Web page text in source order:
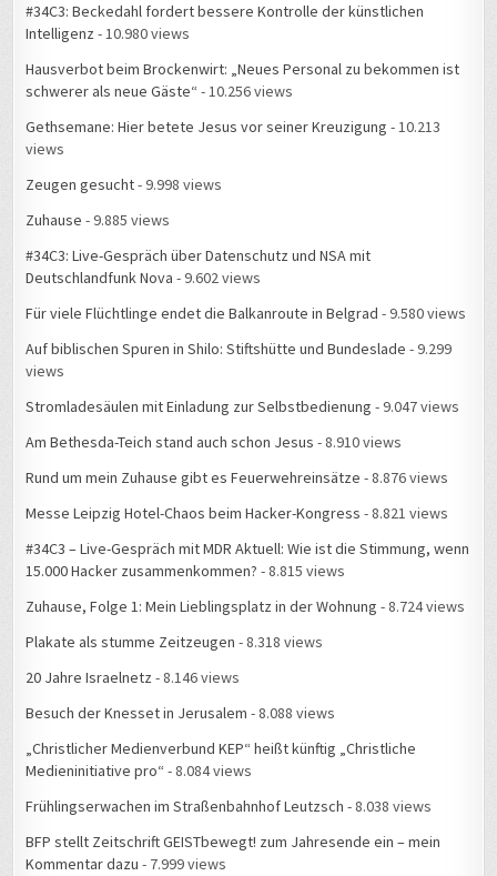
#34C3: Beckedahl fordert bessere Kontrolle der künstlichen
Intelligenz - 10.980 views
Hausverbot beim Brockenwirt: „Neues Personal zu bekommen ist
schwerer als neue Gäste“ - 10.256 views
Gethsemane: Hier betete Jesus vor seiner Kreuzigung - 10.213
views
Zeugen gesucht- 9.998 views
Zuhause - 9.885 views
#34C3: Live-Gespräch über Datenschutz und NSA mit
Deutschlandfunk Nova - 9.602 views
Für viele Flüchtlinge endet die Balkanroute in Belgrad - 9.580 views
Auf biblischen Spuren in Shilo: Stiftshütte und Bundeslade - 9.299
views
Stromladesäulen mit Einladung zur Selbstbedienung - 9.047 views
Am Bethesda-Teich stand auch schon Jesus - 8.910 views
Rund um mein Zuhause gibt es Feuerwehreinsätze - 8.876 views
Messe Leipzig Hotel-Chaos beim Hacker-Kongress - 8.821 views
#34C3 – Live-Gespräch mit MDR Aktuell: Wie ist die Stimmung, wenn
15.000 Hacker zusammenkommen? - 8.815 views
Zuhause, Folge 1: Mein Lieblingsplatz in der Wohnung - 8.724 views
Plakate als stumme Zeitzeugen - 8.318 views
20 Jahre Israelnetz - 8.146 views
Besuch der Knesset in Jerusalem - 8.088 views
„Christlicher Medienverbund KEP“ heißt künftig „Christliche
Medieninitiative pro“ - 8.084 views
Frühlingserwachen im Straßenbahnhof Leutzsch - 8.038 views
BFP stellt Zeitschrift GEISTbewegt! zum Jahresende ein – mein
Kommentar dazu - 7.999 views